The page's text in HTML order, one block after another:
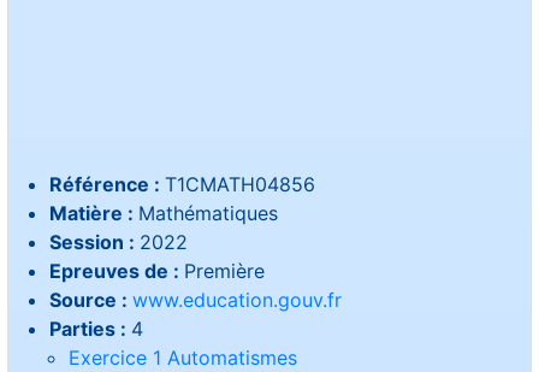
Référence : T1CMATH04856
Matière : Mathématiques
Session : 2022
Epreuves de : Première
Source : www.education.gouv.fr
Parties : 4
Exercice 1 Automatismes